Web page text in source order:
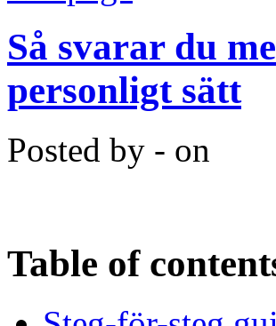
Så svarar du
personligt sätt
Posted by - on
Table of